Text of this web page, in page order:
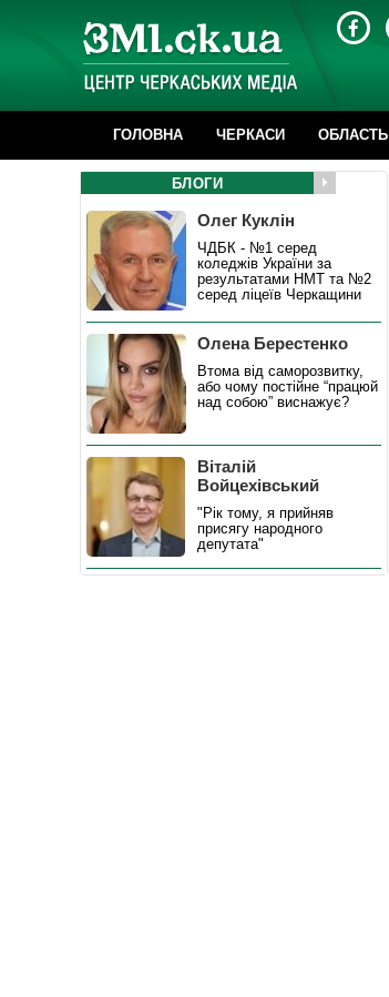
ГОЛОВНА ЧЕРКАСИ ОБЛАСТЬ
БЛОГИ
Олег Куклін
ЧДБК - №1 серед
коледжів України за
результатами НМТ та №2
серед ліцеїв Черкащини
Олена Берестенко
Втома від саморозвитку,
або чому постійне “працюй
над собою” виснажує?
Віталій
Войцехівський
"Рік тому, я прийняв
присягу народного
депутата"